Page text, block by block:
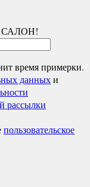
время примерки.
данныхи
рассылки
пользовательское